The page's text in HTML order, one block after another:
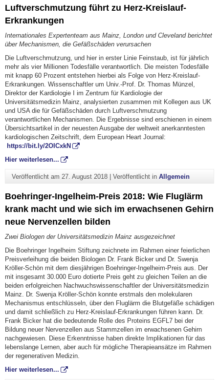
Luftverschmutzung führt zu Herz-Kreislauf-
Erkrankungen
Internationales Expertenteam aus Mainz, London und Cleveland berichtet
über Mechanismen, die Gefäßschäden verursachen
Die Luftverschmutzung, und hier in erster Linie Feinstaub, ist für jährlich
mehr als vier Millionen Todesfälle verantwortlich. Die meisten Todesfälle
mit knapp 60 Prozent entstehen hierbei als Folge von Herz-Kreislauf-
Erkrankungen. Wissenschaftler um Univ.-Prof. Dr. Thomas Münzel,
Direktor der Kardiologie I im Zentrum für Kardiologie der
Universitätsmedizin Mainz, analysierten zusammen mit Kollegen aus UK
und USA die für Gefäßschäden durch Luftverschmutzung
verantwortlichen Mechanismen. Die Ergebnisse sind erschienen in einem
Übersichtsartikel in der neuesten Ausgabe der weltweit anerkanntesten
kardiologischen Zeitschrift, dem European Heart Journal:
https://bit.ly/2OICxkN
Hier weiterlesen...
Veröffentlicht am 27. August 2018| Veröffentlicht in Allgemein
Boehringer-Ingelheim-Preis 2018: Wie Fluglärm
krank macht und wie sich im erwachsenen Gehirn
neue Nervenzellen bilden
Zwei Biologen der Universitätsmedizin Mainz ausgezeichnet
Die Boehringer Ingelheim Stiftung zeichnete im Rahmen einer feierlichen
Preisverleihung die beiden Biologen Dr. Frank Bicker und Dr. Swenja
Kröller-Schön mit dem diesjährigen Boehringer-Ingelheim-Preis aus. Der
mit insgesamt 30.000 Euro dotierte Preis geht zu gleichen Teilen an die
beiden erfolgreichen Nachwuchswissenschaftler der Universitätsmedizin
Mainz. Dr. Swenja Kröller-Schön konnte erstmals den molekularen
Mechanismus entschlüsseln, über den Fluglärm die Blutgefäße schädigen
und damit schließlich zu Herz-Kreislauf-Erkrankungen führen kann. Dr.
Frank Bicker hat die bedeutende Rolle des Proteins EGFL7 bei der
Bildung neuer Nervenzellen aus Stammzellen im erwachsenen Gehirn
nachgewiesen. Diese Erkenntnisse haben direkte Implikationen für das
lebenslange Lernen, aber auch für mögliche Therapieansätze im Rahmen
der regenerativen Medizin.
Hier weiterlesen...